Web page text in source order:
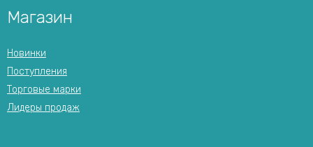
Магазин
Новинки
Поступления
Торговые марки
Лидеры продаж